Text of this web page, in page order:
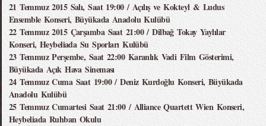
21 Temmuz 2015 Salı, Saat 19:00 / Açılış ve Kokteyl & Ludus
Ensemble Konseri, Büyükada Anadolu Kulübü
22 Temmuz 2015 Çarşamba Saat 21:00 / Dilbağ Tokay Yaylılar
Konseri, Heybeliada Su Sporları Kulübü
23 Temmuz Perşembe, Saat 22:00 Karanlık Vadi Film Gösterimi,
Büyükada Açık Hava Sineması
24 Temmuz Cuma Saat 19:00 / Deniz Kurdoğlu Konseri, Büyükada
Anadolu Kulübü
25 Temmuz Cumartesi Saat 21:00 / Alliance Quartett Wien Konseri,
Heybeliada Ruhban Okulu